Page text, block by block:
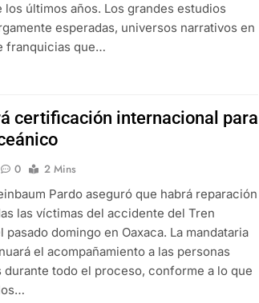
últimos años. Los grandes estudios
esperadas, universos narrativos en
franquicias que…
certificación internacional para
0
2 Mins
Pardo aseguró que habrá reparación
las víctimas del accidente del Tren
domingo en Oaxaca. La mandataria
el acompañamiento a las personas
durante todo el proceso, conforme a lo que